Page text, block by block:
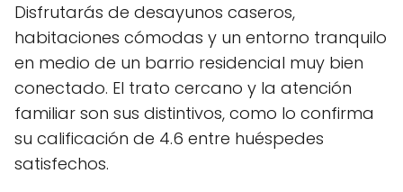
Disfrutarás de desayunos caseros,
habitaciones cómodas y un entorno tranquilo
en medio de un barrio residencial muy bien
conectado. El trato cercano y la atención
familiar son sus distintivos, como lo confirma
su calificación de 4.6 entre huéspedes
satisfechos.